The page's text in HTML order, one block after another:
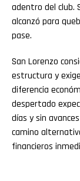
adentro del club.
alcanzó para
pase.
San Lorenzo
estructura y
diferencia
despertado
días y sin
camino
financieros